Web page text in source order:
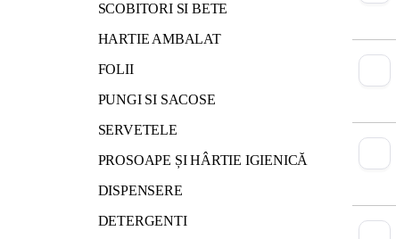
SCOBITORI SI BETE
HARTIE AMBALAT
FOLII
PUNGI SI SACOSE
SERVETELE
PROSOAPE ȘI HÂRTIE IGIENICĂ
DISPENSERE
DETERGENTI